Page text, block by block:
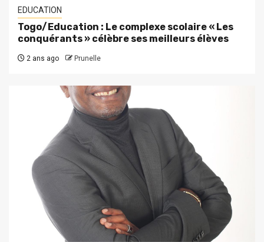
EDUCATION
Togo/Education : Le complexe scolaire « Les
conquérants » célèbre ses meilleurs élèves
2 ans ago Prunelle